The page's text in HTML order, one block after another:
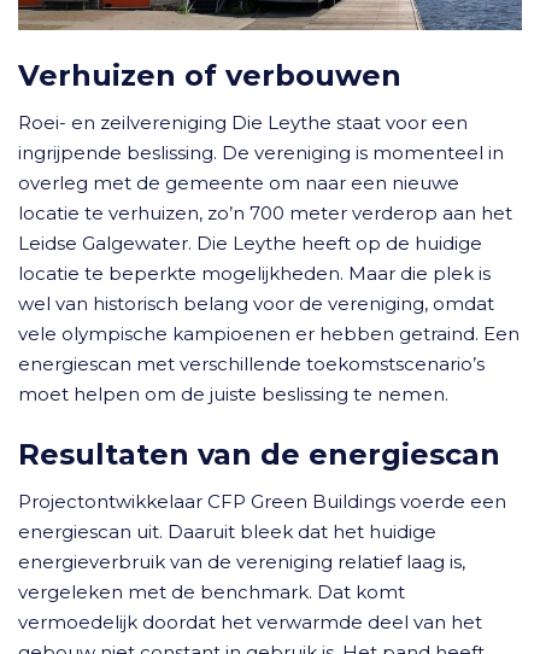
Verhuizen of verbouwen
Roei- en zeilvereniging Die Leythe staat voor een
ingrijpende beslissing. De vereniging is momenteel in
overleg met de gemeente om naar een nieuwe
locatie te verhuizen, zo’n 700 meter verderop aan het
Leidse Galgewater. Die Leythe heeft op de huidige
locatie te beperkte mogelijkheden. Maar die plek is
wel van historisch belang voor de vereniging, omdat
vele olympische kampioenen er hebben getraind. Een
energiescan met verschillende toekomstscenario’s
moet helpen om de juiste beslissing te nemen.
Resultaten van de energiescan
Projectontwikkelaar CFP Green Buildings voerde een
energiescan uit. Daaruit bleek dat het huidige
energieverbruik van de vereniging relatief laag is,
vergeleken met de benchmark. Dat komt
vermoedelijk doordat het verwarmde deel van het